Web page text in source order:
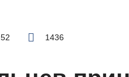
1436